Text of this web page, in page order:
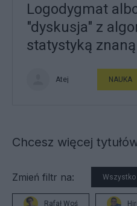
Logodygmat
"dyskusja" z
statystyką
Atej NAUKA
Chcesz więcej
Zmień filtr na: Wszystko
Rafał Woś